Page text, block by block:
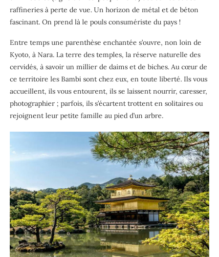
raffineries à perte de vue. Un horizon de métal et de béton
fascinant. On prend là le pouls consumériste du pays !
Entre temps une parenthèse enchantée s’ouvre, non loin de
Kyoto, à Nara. La terre des temples, la réserve naturelle des
cervidés, à savoir un millier de daims et de biches. Au cœur de
ce territoire les Bambi sont chez eux, en toute liberté. Ils vous
accueillent, ils vous entourent, ils se laissent nourrir, caresser,
photographier ; parfois, ils s’écartent trottent en solitaires ou
rejoignent leur petite famille au pied d’un arbre.